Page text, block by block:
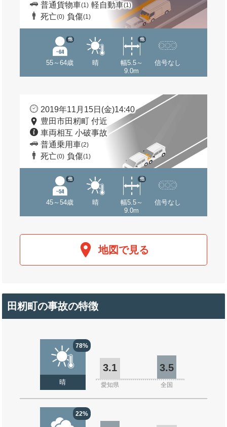
普通貨物車(1) 軽自動車(1)
死亡(0) 負傷(1)
55～64歳
他
晴
幅5.5～
9.0m
他
信号なし
2019年11月15日(金)14:40
豊田市田籾町 付近
車両相互 小破事故
普通乗用車(2)
死亡(0) 負傷(1)
45～54歳
他
晴
幅5.5～
9.0m
他
信号なし
地図で見る
田籾町の事故の特徴
78%
晴
3.1 3.5
愛知県 全国
22%